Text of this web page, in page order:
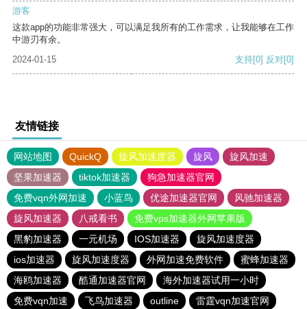
游客
这款app的功能非常强大，可以满足我所有的工作需求，让我能够在工作
中游刃有余。
2024-01-15
支持[0] 反对[0]
友情链接
网站地图 QuickQ 旋风加速度器 旋风
旋风加速
坚果加速器
tiktok加速器
狗急加速器官网
免费vqn外网加速
小蓝鸟 优途加速器官网
风驰加速器
旋风加速器
八戒看书
免费vps加速器外网苹果版
黑豹加速器
一元机场 IOS加速器
旋风加速度器
ios加速器
旋风加速度器 外网加速免费软件
蜜蜂加速器
海鸥加速器
酷通加速器官网
海外加速器试用一小时
免费vqn加速
飞鸟加速器 outline 雷霆vqn加速官网